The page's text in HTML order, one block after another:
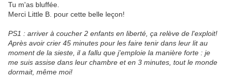
Tu m'as bluffée.
Merci Little B. pour cette belle leçon!
PS1 : arriver à coucher 2 enfants en liberté, ça relève de l'exploit!
Après avoir crier 45 minutes pour les faire tenir dans leur lit au
moment de la sieste, il a fallu que j'emploie la manière forte : je
me suis assise dans leur chambre et en 3 minutes, tout le monde
dormait, même moi!